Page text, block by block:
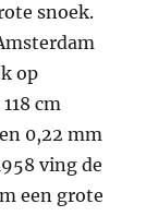
snoek.
op
cm
0,22 mm
ving de
een grote